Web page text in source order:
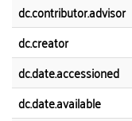
dc.contributor.advisor
dc.creator
dc.date.accessioned
dc.date.available